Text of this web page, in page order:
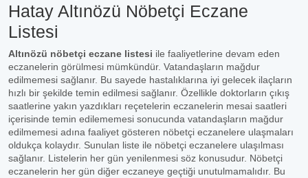
Hatay Altınözü Nöbetçi Eczane
Listesi
Altınözü nöbetçi eczane listesi ile faaliyetlerine devam eden
eczanelerin görülmesi mümkündür. Vatandaşların mağdur
edilmemesi sağlanır. Bu sayede hastalıklarına iyi gelecek ilaçların
hızlı bir şekilde temin edilmesi sağlanır. Özellikle doktorların çıkış
saatlerine yakın yazdıkları reçetelerin eczanelerin mesai saatleri
içerisinde temin edilememesi sonucunda vatandaşların mağdur
edilmemesi adına faaliyet gösteren nöbetçi eczanelere ulaşmaları
oldukça kolaydır. Sunulan liste ile nöbetçi eczanelere ulaşılması
sağlanır. Listelerin her gün yenilenmesi söz konusudur. Nöbetçi
eczanelerin her gün diğer eczaneye geçtiği unutulmamalıdır. Bu